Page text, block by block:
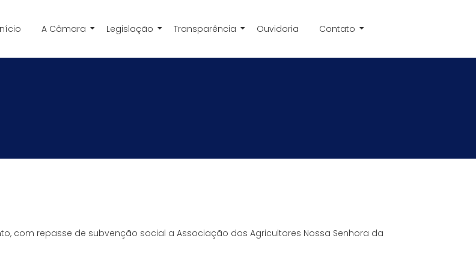
A Câmara Legislação Transparência Ouvidoria Contato
com repasse de subvenção social a Associação dos Agricultores Nossa Senhora da